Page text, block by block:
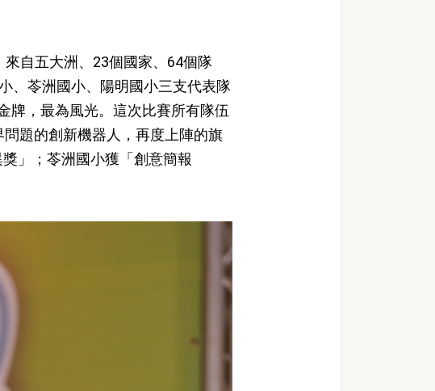
自五大洲、23個國家、64個隊
、苓洲國小、陽明國小三支代表隊
牌，最為風光。這次比賽所有隊伍
題的創新機器人，再度上陣的旗
」；苓洲國小獲「創意簡報